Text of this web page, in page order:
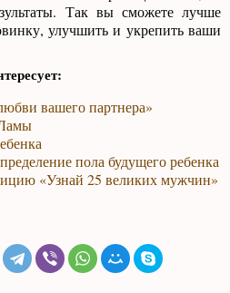
Так вы сможете лучше
улучшить и укрепить ваши
вашего партнера»
пола будущего ребенка
«Узнай 25 великих мужчин»